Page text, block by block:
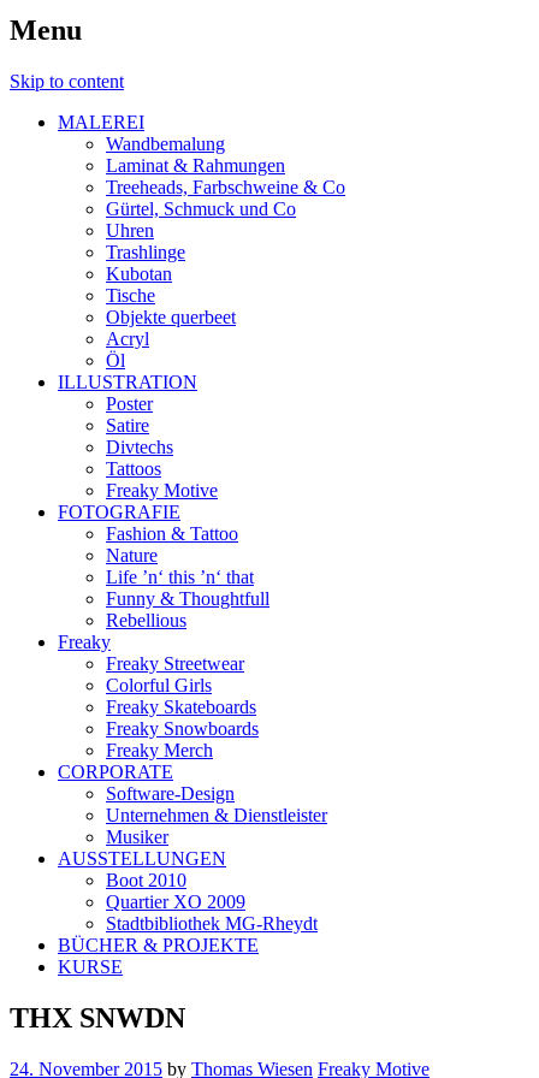
Menu
Skip to content
MALEREI
Wandbemalung
Laminat & Rahmungen
Treeheads, Farbschweine & Co
Gürtel, Schmuck und Co
Uhren
Trashlinge
Kubotan
Tische
Objekte querbeet
Acryl
Öl
ILLUSTRATION
Poster
Satire
Divtechs
Tattoos
Freaky Motive
FOTOGRAFIE
Fashion & Tattoo
Nature
Life ’n‘ this ’n‘ that
Funny & Thoughtfull
Rebellious
Freaky
Freaky Streetwear
Colorful Girls
Freaky Skateboards
Freaky Snowboards
Freaky Merch
CORPORATE
Software-Design
Unternehmen & Dienstleister
Musiker
AUSSTELLUNGEN
Boot 2010
Quartier XO 2009
Stadtbibliothek MG-Rheydt
BÜCHER & PROJEKTE
KURSE
THX SNWDN
24. November 2015 by Thomas Wiesen Freaky Motive